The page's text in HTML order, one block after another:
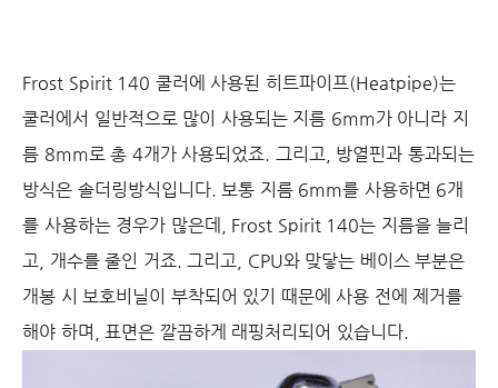
Frost Spirit 140 쿨러에 사용된 히트파이프(Heatpipe)는
쿨러에서 일반적으로 많이 사용되는 지름 6mm가 아니라 지
름 8mm로 총 4개가 사용되었죠. 그리고, 방열핀과 통과되는
방식은 솔더링방식입니다. 보통 지름 6mm를 사용하면 6개
를 사용하는 경우가 많은데, Frost Spirit 140는 지름을 늘리
고, 개수를 줄인 거죠. 그리고, CPU와 맞닿는 베이스 부분은
개봉 시 보호비닐이 부착되어 있기 때문에 사용 전에 제거를
해야 하며, 표면은 깔끔하게 래핑처리되어 있습니다.